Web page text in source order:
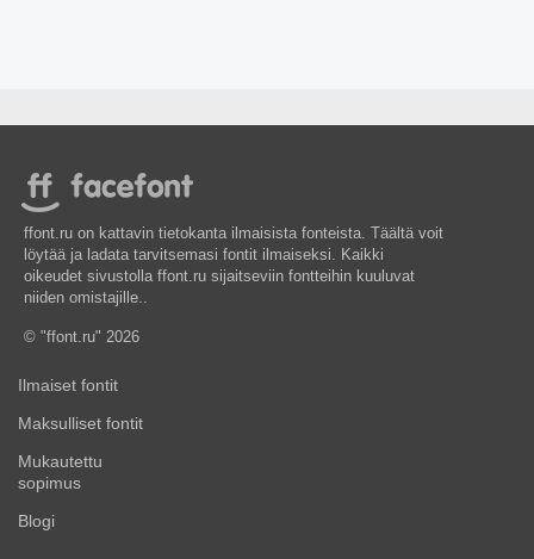
ffont.ru on kattavin tietokanta ilmaisista fonteista. Täältä voit
löytää ja ladata tarvitsemasi fontit ilmaiseksi. Kaikki
oikeudet sivustolla ffont.ru sijaitseviin fontteihin kuuluvat
niiden omistajille..
© "ffont.ru" 2026
Ilmaiset fontit
Maksulliset fontit
Mukautettu
sopimus
Blogi